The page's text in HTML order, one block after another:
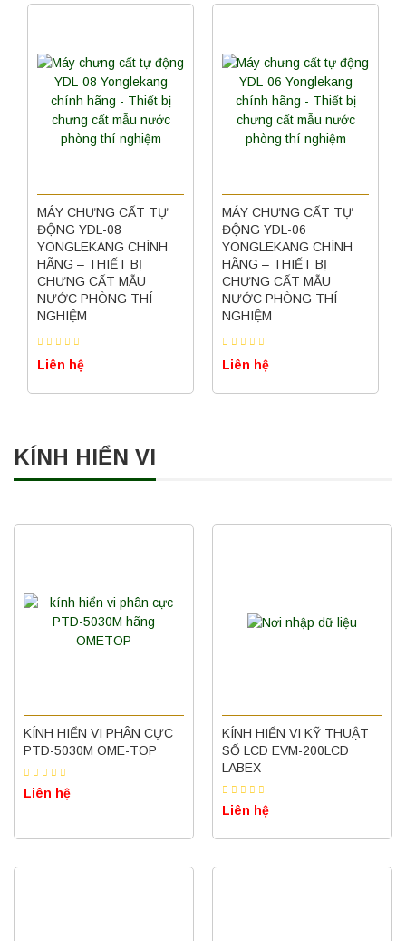
MÁY CHƯNG CẤT TỰ
ĐỘNG YDL-08
YONGLEKANG CHÍNH
HÃNG – THIẾT BỊ
CHƯNG CẤT MẪU
NƯỚC PHÒNG THÍ
NGHIỆM
Liên hệ
MÁY CHƯNG CẤT TỰ
ĐỘNG YDL-06
YONGLEKANG CHÍNH
HÃNG – THIẾT BỊ
CHƯNG CẤT MẪU
NƯỚC PHÒNG THÍ
NGHIỆM
Liên hệ
KÍNH HIỂN VI
KÍNH HIỂN VI PHÂN CỰC
PTD-5030M OME-TOP
Liên hệ
KÍNH HIỂN VI KỸ THUẬT
SỐ LCD EVM-200LCD
LABEX
Liên hệ